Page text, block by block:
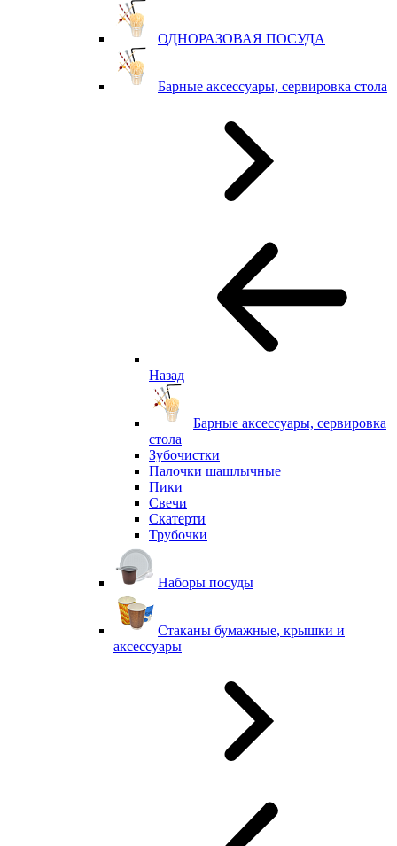
ОДНОРАЗОВАЯ ПОСУДА
Барные аксессуары, сервировка стола
Назад
Барные аксессуары, сервировка
стола
Зубочистки
Палочки шашлычные
Пики
Свечи
Скатерти
Трубочки
Наборы посуды
Стаканы бумажные, крышки и
аксессуары